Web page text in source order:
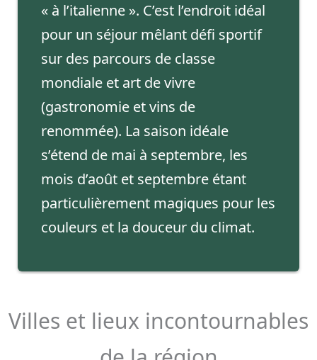
« à l’italienne ». C’est l’endroit idéal
pour un séjour mêlant défi sportif
sur des parcours de classe
mondiale et art de vivre
(gastronomie et vins de
renommée). La saison idéale
s’étend de mai à septembre, les
mois d’août et septembre étant
particulièrement magiques pour les
couleurs et la douceur du climat.
Villes et lieux incontournables